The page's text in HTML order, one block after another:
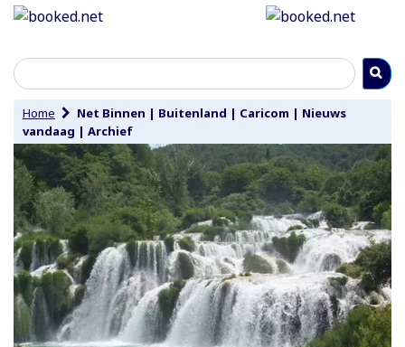
Home Net Binnen | Buitenland | Caricom | Nieuws
vandaag | Archief